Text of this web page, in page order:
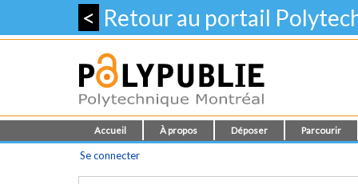
< Retour au portail
Accueil À propos Déposer Parcourir
Se connecter